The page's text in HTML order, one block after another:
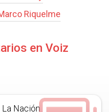
Riquelme
en Voiz
Nación